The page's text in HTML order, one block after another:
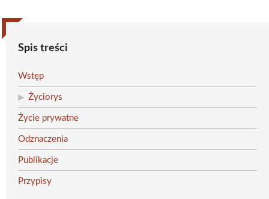
Spis treści
Wstęp
Życiorys
Życie prywatne
Odznaczenia
Publikacje
Przypisy